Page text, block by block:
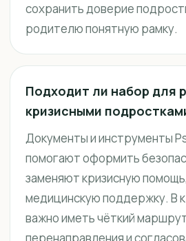
сохранить доверие
родителю понятную рамку.
Подходит ли набор для
кризисными
Документы и инструменты
помогают оформить
заменяют кризисную
медицинскую поддержку. В
важно иметь чёткий